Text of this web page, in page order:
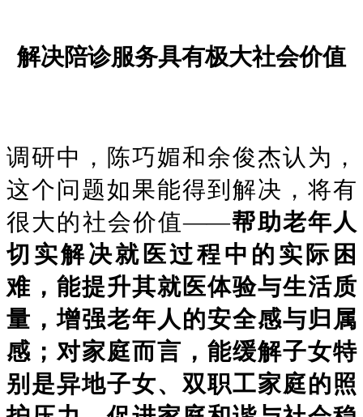
解决陪诊服务具有极大社会价值
调研中，陈巧媚和余俊杰认为，
这个问题如果能得到解决，将有
很大的社会价值——帮助老年人
切实解决就医过程中的实际困
难，能提升其就医体验与生活质
量，增强老年人的安全感与归属
感；对家庭而言，能缓解子女特
别是异地子女、双职工家庭的照